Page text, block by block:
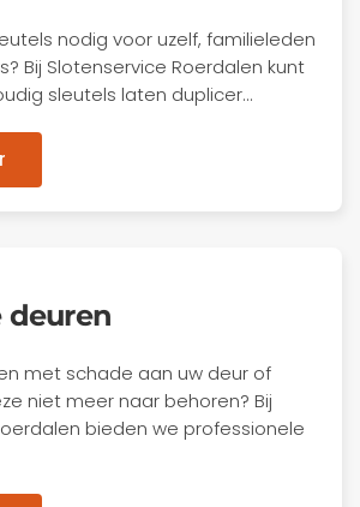
nodig voor uzelf, familieleden
Bij Slotenservice Roerdalen kunt
sleutels laten duplicer…
deuren
met schade aan uw deur of
niet meer naar behoren? Bij
bieden we professionele